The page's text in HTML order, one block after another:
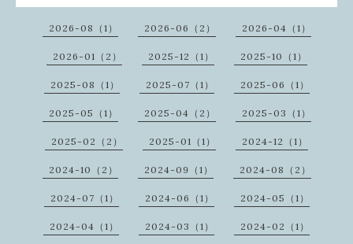
2026-08（1） 2026-06（2） 2026-04（1）
2026-01（2） 2025-12（1） 2025-10（1）
2025-08（1） 2025-07（1） 2025-06（1）
2025-05（1） 2025-04（2） 2025-03（1）
2025-02（2） 2025-01（1） 2024-12（1）
2024-10（2） 2024-09（1） 2024-08（2）
2024-07（1） 2024-06（1） 2024-05（1）
2024-04（1） 2024-03（1） 2024-02（1）